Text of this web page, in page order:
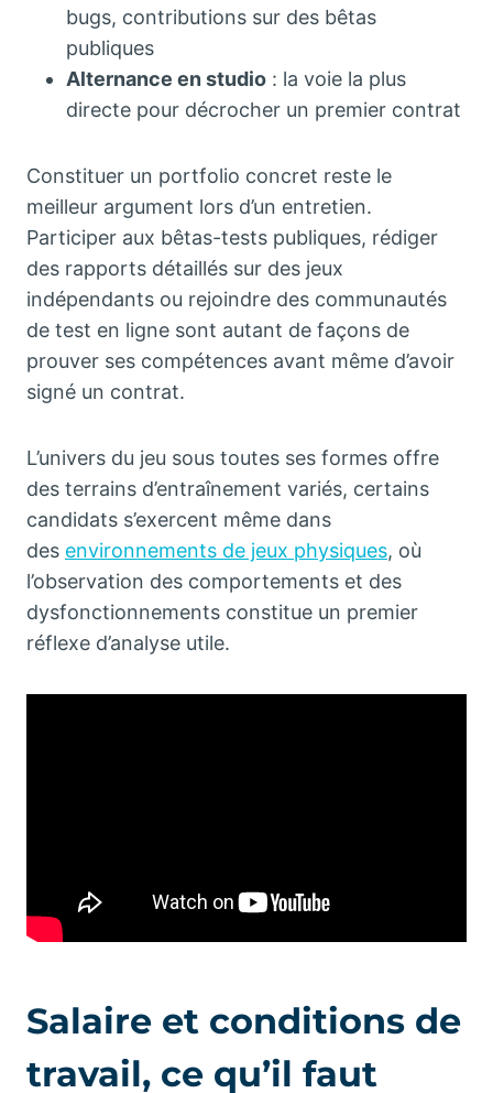
bugs, contributions sur des bêtas
publiques
Alternance en studio : la voie la plus
directe pour décrocher un premier contrat
Constituer un portfolio concret reste le
meilleur argument lors d’un entretien.
Participer aux bêtas-tests publiques, rédiger
des rapports détaillés sur des jeux
indépendants ou rejoindre des communautés
de test en ligne sont autant de façons de
prouver ses compétences avant même d’avoir
signé un contrat.
L’univers du jeu sous toutes ses formes offre
des terrains d’entraînement variés, certains
candidats s’exercent même dans
des environnements de jeux physiques, où
l’observation des comportements et des
dysfonctionnements constitue un premier
réflexe d’analyse utile.
Salaire et conditions de
travail, ce qu’il faut